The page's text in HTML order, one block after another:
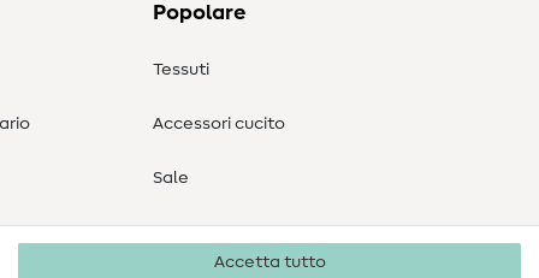
Popolare
Tessuti
Accessori cucito
Sale
Accetta tutto